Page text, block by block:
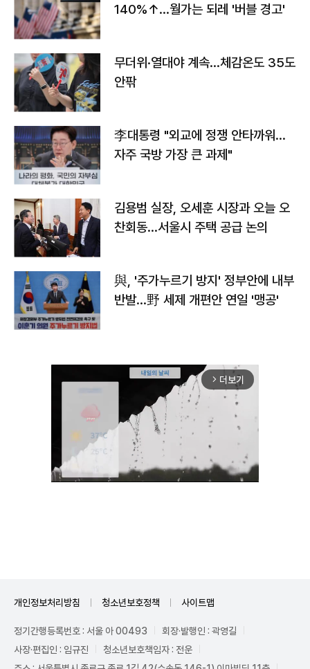
140%↑…월가는 되레 '버블 경고'
무더위·열대야 계속…체감온도 35도
안팎
李대통령 "외교에 정쟁 안타까워…
자주 국방 가장 큰 과제"
김용범 실장, 오세훈 시장과 오늘 오
찬회동...서울시 주택 공급 논의
與, '주가누르기 방지' 정부안에 내부
반발…野 세제 개편안 연일 '맹공'
arrow_forward_ios 더보기
개인정보처리방침 청소년보호정책 사이트맵
정기간행등록번호 : 서울 아 00493
회장·발행인 : 곽영길
사장·편집인 : 임규진
청소년보호책임자 : 전운